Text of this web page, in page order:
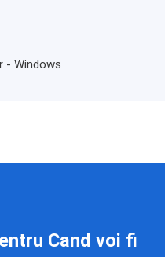
- Windows
Cand voi fi